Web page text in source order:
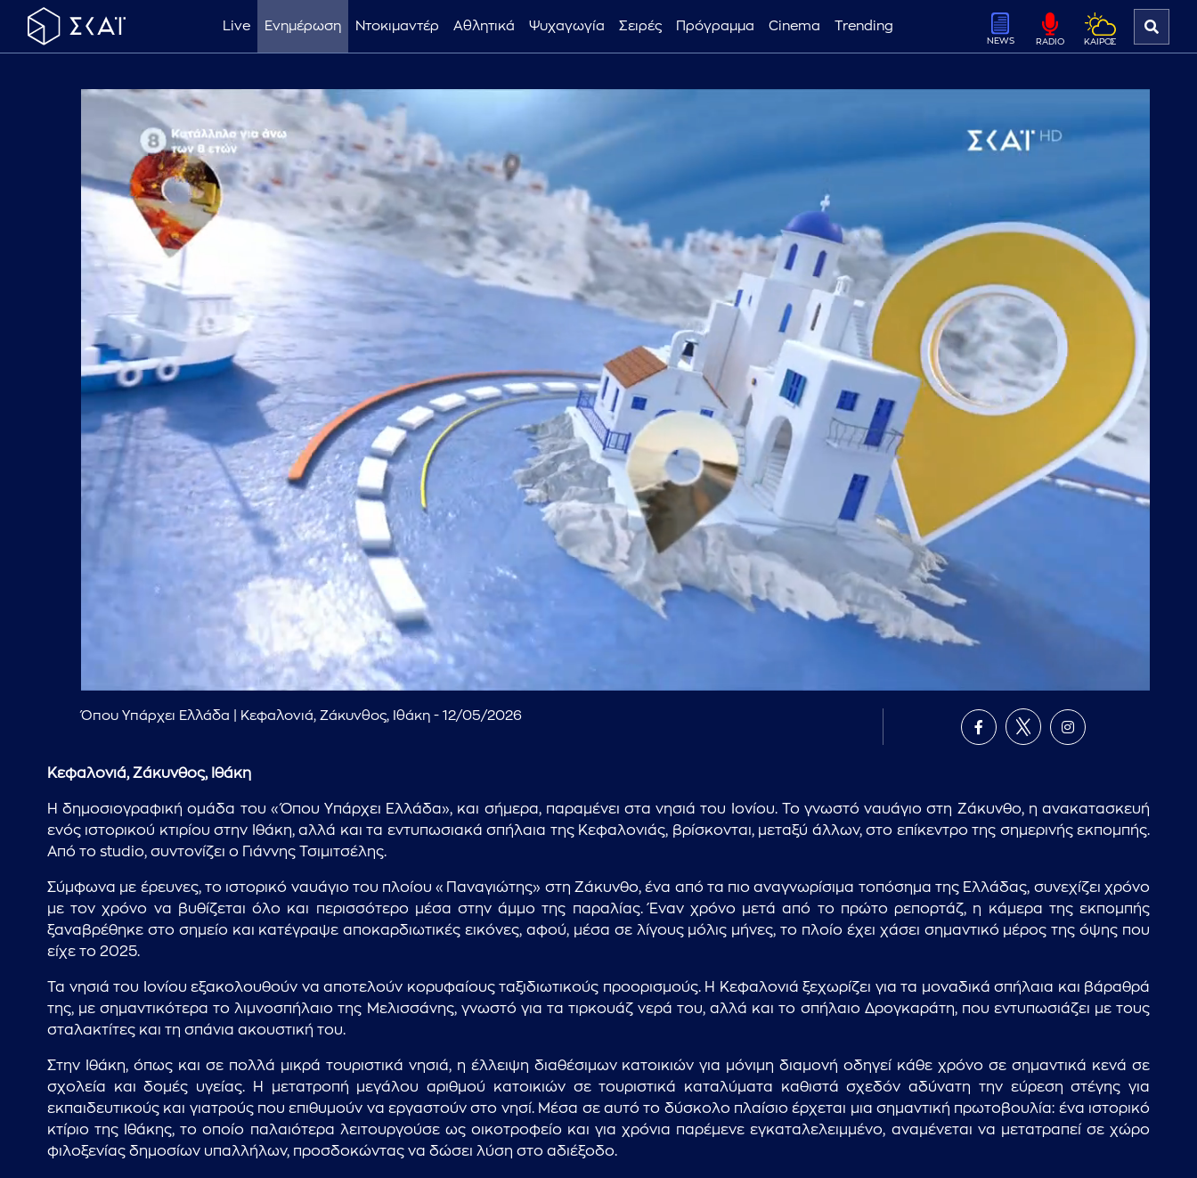
Live Ενημέρωση Ντοκιμαντέρ Αθλητικά Ψυχαγωγία Σειρές Πρόγραμμα Cinema Trending
NEWS RADIO ΚΑΙΡΟΣ
Όπου Υπάρχει Ελλάδα | Κεφαλονιά, Ζάκυνθος, Ιθάκη - 12/05/2026
Κεφαλονιά, Ζάκυνθος, Ιθάκη
Η δημοσιογραφική ομάδα του «Όπου Υπάρχει Ελλάδα», και σήμερα, παραμένει στα νησιά του Ιονίου. Το γνωστό ναυάγιο στη Ζάκυνθο, η ανακατασκευή
ενός ιστορικού κτιρίου στην Ιθάκη, αλλά και τα εντυπωσιακά σπήλαια της Κεφαλονιάς, βρίσκονται, μεταξύ άλλων, στο επίκεντρο της σημερινής εκπομπής.
Από το studio, συντονίζει ο Γιάννης Τσιμιτσέλης.
Σύμφωνα με έρευνες, το ιστορικό ναυάγιο του πλοίου «Παναγιώτης» στη Ζάκυνθο, ένα από τα πιο αναγνωρίσιμα τοπόσημα της Ελλάδας, συνεχίζει χρόνο
με τον χρόνο να βυθίζεται όλο και περισσότερο μέσα στην άμμο της παραλίας. Έναν χρόνο μετά από το πρώτο ρεπορτάζ, η κάμερα της εκπομπής
ξαναβρέθηκε στο σημείο και κατέγραψε αποκαρδιωτικές εικόνες, αφού, μέσα σε λίγους μόλις μήνες, το πλοίο έχει χάσει σημαντικό μέρος της όψης που
είχε το 2025.
Τα νησιά του Ιονίου εξακολουθούν να αποτελούν κορυφαίους ταξιδιωτικούς προορισμούς. Η Κεφαλονιά ξεχωρίζει για τα μοναδικά σπήλαια και βάραθρά
της, με σημαντικότερα το λιμνοσπήλαιο της Μελισσάνης, γνωστό για τα τιρκουάζ νερά του, αλλά και το σπήλαιο Δρογκαράτη, που εντυπωσιάζει με τους
σταλακτίτες και τη σπάνια ακουστική του.
Στην Ιθάκη, όπως και σε πολλά μικρά τουριστικά νησιά, η έλλειψη διαθέσιμων κατοικιών για μόνιμη διαμονή οδηγεί κάθε χρόνο σε σημαντικά κενά σε
σχολεία και δομές υγείας. Η μετατροπή μεγάλου αριθμού κατοικιών σε τουριστικά καταλύματα καθιστά σχεδόν αδύνατη την εύρεση στέγης για
εκπαιδευτικούς και γιατρούς που επιθυμούν να εργαστούν στο νησί. Μέσα σε αυτό το δύσκολο πλαίσιο έρχεται μια σημαντική πρωτοβουλία: ένα ιστορικό
κτίριο της Ιθάκης, το οποίο παλαιότερα λειτουργούσε ως οικοτροφείο και για χρόνια παρέμενε εγκαταλελειμμένο, αναμένεται να μετατραπεί σε χώρο
φιλοξενίας δημοσίων υπαλλήλων, προσδοκώντας να δώσει λύση στο αδιέξοδο.